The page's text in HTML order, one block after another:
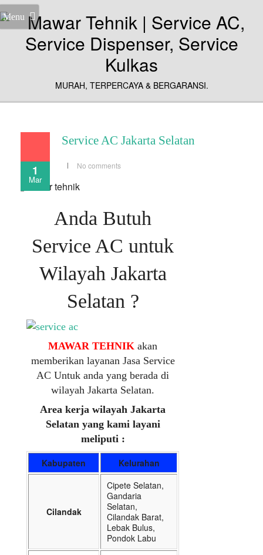
Menu
MURAH, TERPERCAYA & BERGARANSI.
1
Mar
Service AC Jakarta Selatan
No comments
Anda Butuh
Service AC untuk
Wilayah Jakarta
Selatan ?
MAWAR TEHNIK akan
memberikan layanan Jasa Service
AC Untuk anda yang berada di
wilayah Jakarta Selatan.
Area kerja wilayah Jakarta
Selatan yang kami layani
meliputi :
Kabupaten Kelurahan
Cilandak
Cipete Selatan,
Gandaria
Selatan,
Cilandak Barat,
Lebak Bulus,
Pondok Labu